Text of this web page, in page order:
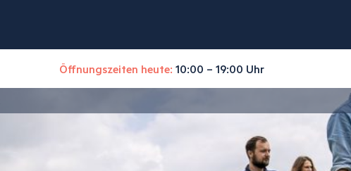
Öffnungszeiten heute: 10:00 – 19:00 Uhr